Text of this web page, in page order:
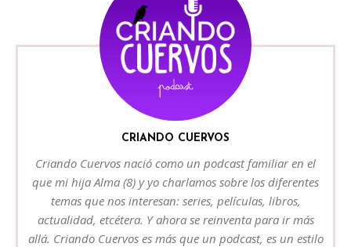
CRIANDO CUERVOS
Criando Cuervos nació como un podcast familiar en el
que mi hija Alma (8) y yo charlamos sobre los diferentes
temas que nos interesan: series, películas, libros,
actualidad, etcétera. Y ahora se reinventa para ir más
allá. Criando Cuervos es más que un podcast, es un estilo